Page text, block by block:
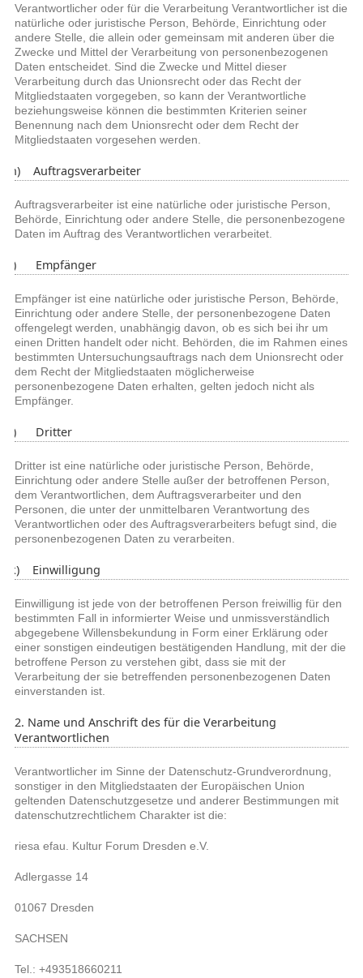
Verantwortlicher oder für die Verarbeitung Verantwortlicher ist die
natürliche oder juristische Person, Behörde, Einrichtung oder
andere Stelle, die allein oder gemeinsam mit anderen über die
Zwecke und Mittel der Verarbeitung von personenbezogenen
Daten entscheidet. Sind die Zwecke und Mittel dieser
Verarbeitung durch das Unionsrecht oder das Recht der
Mitgliedstaaten vorgegeben, so kann der Verantwortliche
beziehungsweise können die bestimmten Kriterien seiner
Benennung nach dem Unionsrecht oder dem Recht der
Mitgliedstaaten vorgesehen werden.
h) Auftragsverarbeiter
Auftragsverarbeiter ist eine natürliche oder juristische Person,
Behörde, Einrichtung oder andere Stelle, die personenbezogene
Daten im Auftrag des Verantwortlichen verarbeitet.
i) Empfänger
Empfänger ist eine natürliche oder juristische Person, Behörde,
Einrichtung oder andere Stelle, der personenbezogene Daten
offengelegt werden, unabhängig davon, ob es sich bei ihr um
einen Dritten handelt oder nicht. Behörden, die im Rahmen eines
bestimmten Untersuchungsauftrags nach dem Unionsrecht oder
dem Recht der Mitgliedstaaten möglicherweise
personenbezogene Daten erhalten, gelten jedoch nicht als
Empfänger.
j) Dritter
Dritter ist eine natürliche oder juristische Person, Behörde,
Einrichtung oder andere Stelle außer der betroffenen Person,
dem Verantwortlichen, dem Auftragsverarbeiter und den
Personen, die unter der unmittelbaren Verantwortung des
Verantwortlichen oder des Auftragsverarbeiters befugt sind, die
personenbezogenen Daten zu verarbeiten.
k) Einwilligung
Einwilligung ist jede von der betroffenen Person freiwillig für den
bestimmten Fall in informierter Weise und unmissverständlich
abgegebene Willensbekundung in Form einer Erklärung oder
einer sonstigen eindeutigen bestätigenden Handlung, mit der die
betroffene Person zu verstehen gibt, dass sie mit der
Verarbeitung der sie betreffenden personenbezogenen Daten
einverstanden ist.
2. Name und Anschrift des für die Verarbeitung
Verantwortlichen
Verantwortlicher im Sinne der Datenschutz-Grundverordnung,
sonstiger in den Mitgliedstaaten der Europäischen Union
geltenden Datenschutzgesetze und anderer Bestimmungen mit
datenschutzrechtlichem Charakter ist die:
riesa efau. Kultur Forum Dresden e.V.
Adlergasse 14
01067 Dresden
SACHSEN
Tel.: +493518660211